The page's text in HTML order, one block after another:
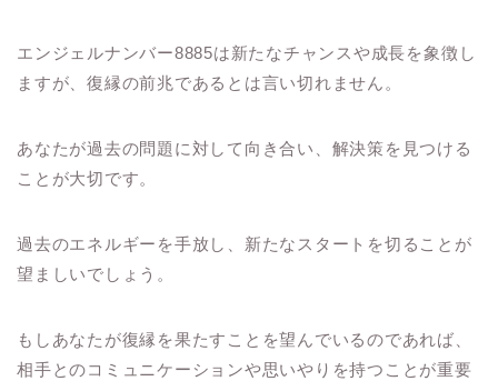
エンジェルナンバー8885は新たなチャンスや成長を象徴し
ますが、復縁の前兆であるとは言い切れません。
あなたが過去の問題に対して向き合い、解決策を見つける
ことが大切です。
過去のエネルギーを手放し、新たなスタートを切ることが
望ましいでしょう。
もしあなたが復縁を果たすことを望んでいるのであれば、
相手とのコミュニケーションや思いやりを持つことが重要